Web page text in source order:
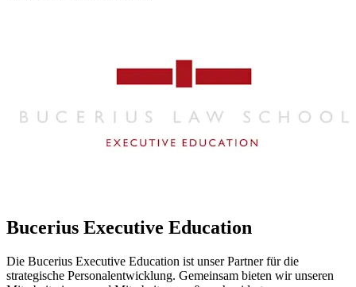
Bucerius Executive Education
Die Bucerius Executive Education ist unser Partner für die
strategische Personalentwicklung. Gemeinsam bieten wir unseren